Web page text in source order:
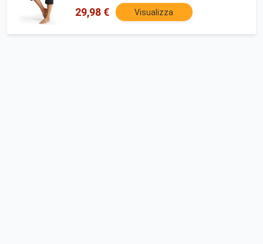
29,98 € Visualizza